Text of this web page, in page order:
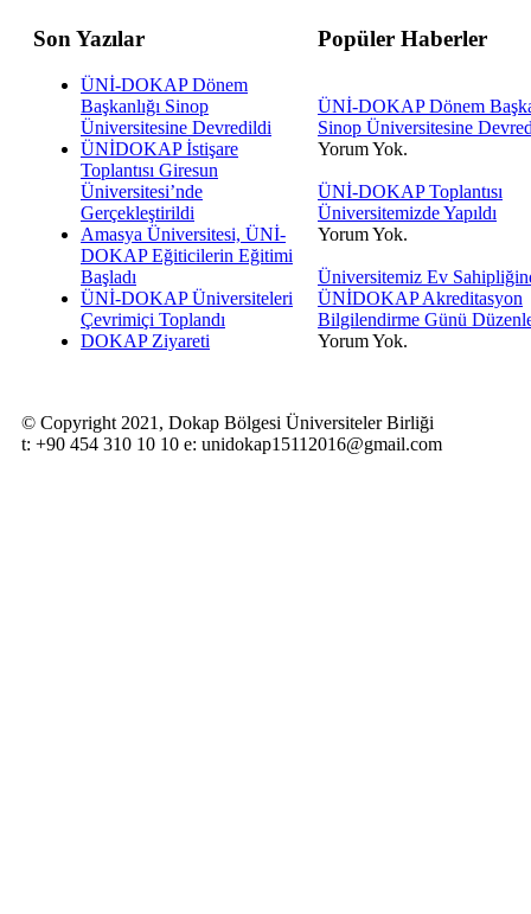
Son Yazılar
ÜNİ-DOKAP Dönem
Başkanlığı Sinop
Üniversitesine Devredildi
ÜNİDOKAP İstişare
Toplantısı Giresun
Üniversitesi’nde
Gerçekleştirildi
Amasya Üniversitesi, ÜNİ-
DOKAP Eğiticilerin Eğitimi
Başladı
ÜNİ-DOKAP Üniversiteleri
Çevrimiçi Toplandı
DOKAP Ziyareti
Popüler Haberler
ÜNİ-DOKAP Dönem
Sinop Üniversitesine
Yorum Yok.
ÜNİ-DOKAP Toplantısı
Üniversitemizde Yapıldı
Yorum Yok.
Üniversitemiz Ev
ÜNİDOKAP Akreditasyon
Bilgilendirme Günü
Yorum Yok.
© Copyright 2021, Dokap Bölgesi Üniversiteler Birliği
t: +90 454 310 10 10 e: unidokap15112016@gmail.com